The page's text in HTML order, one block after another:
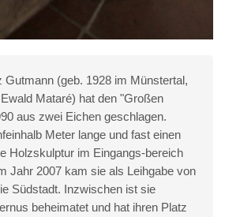
Gutmann (geb. 1928 im Münstertal,
Mataré) hat den "Großen
aus zwei Eichen geschlagen.
Meter lange und fast einen
Holzskulptur im Eingangs-bereich
Jahr 2007 kam sie als Leihgabe von
Südstadt. Inzwischen ist sie
beheimatet und hat ihren Platz